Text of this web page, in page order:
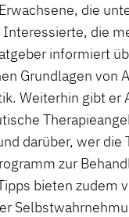
die
die
informiert
Grundlagen von
Weiterhin gibt
darüber, wer
zur
bieten zudem